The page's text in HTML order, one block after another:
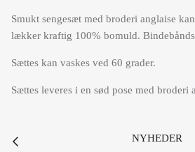
lækker kraftig 100% bomuld.